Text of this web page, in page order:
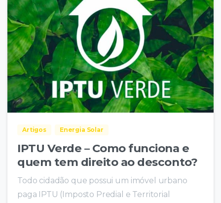
Artigos Energia Solar
IPTU Verde – Como funciona e
quem tem direito ao desconto?
Todo cidadão que possui um imóvel urbano
paga IPTU (Imposto Predial e Territorial